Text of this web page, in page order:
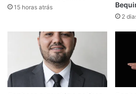
15 horas atrás
2